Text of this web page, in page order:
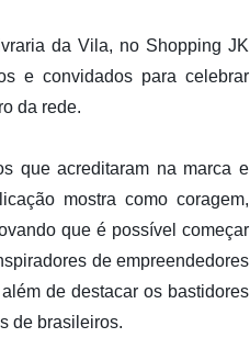
da Vila, no Shopping JK
e convidados para celebrar
da rede.
que acreditaram na marca e
mostra como coragem,
que é possível começar
de empreendedores
de destacar os bastidores
de brasileiros.